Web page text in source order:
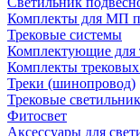
Комплекты для МП
Трековые системы
Комплектующие для
Комплекты трековых
Треки (шинопровод)
Трековые
Фитосвет
Аксессуары для